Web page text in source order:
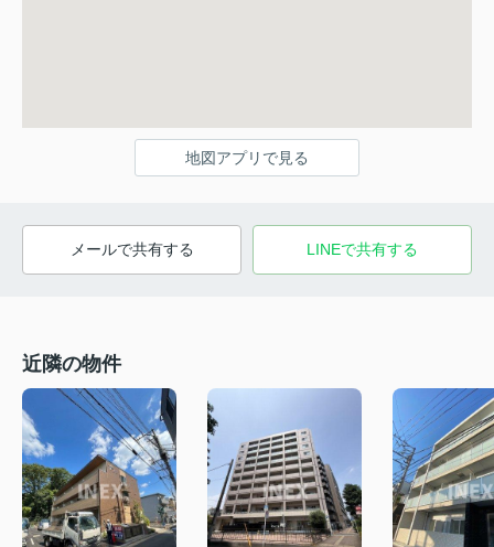
地図アプリで見る
メールで共有する LINEで共有する
近隣の物件